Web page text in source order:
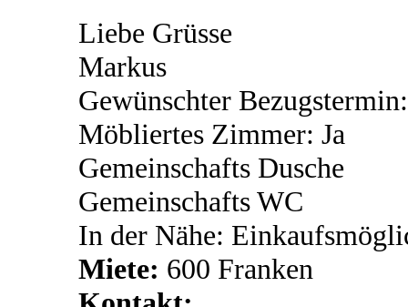
Liebe Grüsse
Markus
Gewünschter
Möbliertes Zimmer: Ja
Gemeinschafts Dusche
Gemeinschafts WC
In der Nähe:
Miete: 600 Franken